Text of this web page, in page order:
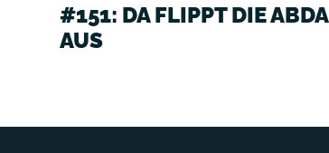
#151: DA FLIPPT DIE ABDA
AUS